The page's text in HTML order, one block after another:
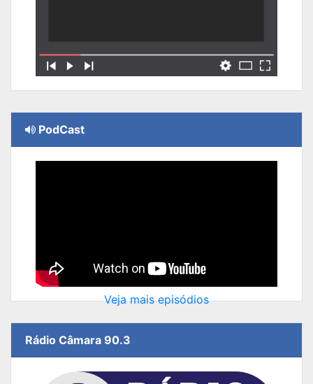
PodCast
Veja mais episódios
Rádio Câmara 90.3